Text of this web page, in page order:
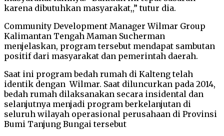
karena dibutuhkan masyarakat,,” tutur dia.
Community Development Manager Wilmar Group
Kalimantan Tengah Maman Sucherman
menjelaskan, program tersebut mendapat sambutan
positif dari masyarakat dan pemerintah daerah.
Saat ini program bedah rumah di Kalteng telah
identik dengan Wilmar. Saat diluncurkan pada 2014,
bedah rumah dilaksanakan secara insidental dan
selanjutnya menjadi program berkelanjutan di
seluruh wilayah operasional perusahaan di Provinsi
Bumi Tanjung Bungai tersebut